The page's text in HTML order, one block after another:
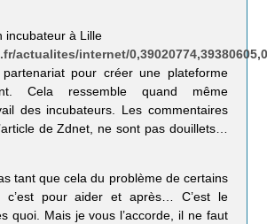
incubateur à Lille
actualites/internet/
partenariat pour créer une plateforme
Cela ressemble quand même
des incubateurs. Les commentaires
de Zdnet, ne sont pas douillets…
tant que cela du problème de certains
c’est pour aider et après… C’est le
quoi. Mais je vous l’accorde, il ne faut